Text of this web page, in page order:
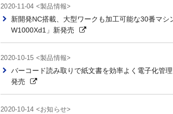
2020-11-04 <製品情報>
新開発NC搭載、大型ワークも加工可能な30番マ
W1000Xd1」新発売
2020-10-15 <製品情報>
バーコード読み取りで紙文書を効率よく電子化管
発売
2020-10-14 <お知らせ>